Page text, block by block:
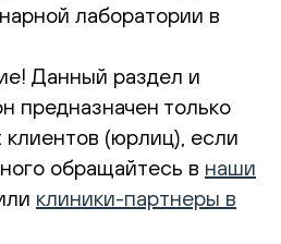
лаборатории в
Данный раздел и
предназначен только
(юрлиц), если
обращайтесь в наши
клиники-партнеры в